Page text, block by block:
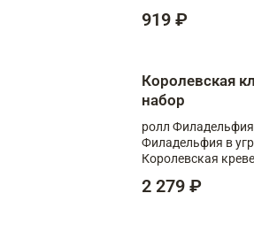
919 ₽
Королевская
набор
ролл
Филадельфия в
Королевская
2 279 ₽